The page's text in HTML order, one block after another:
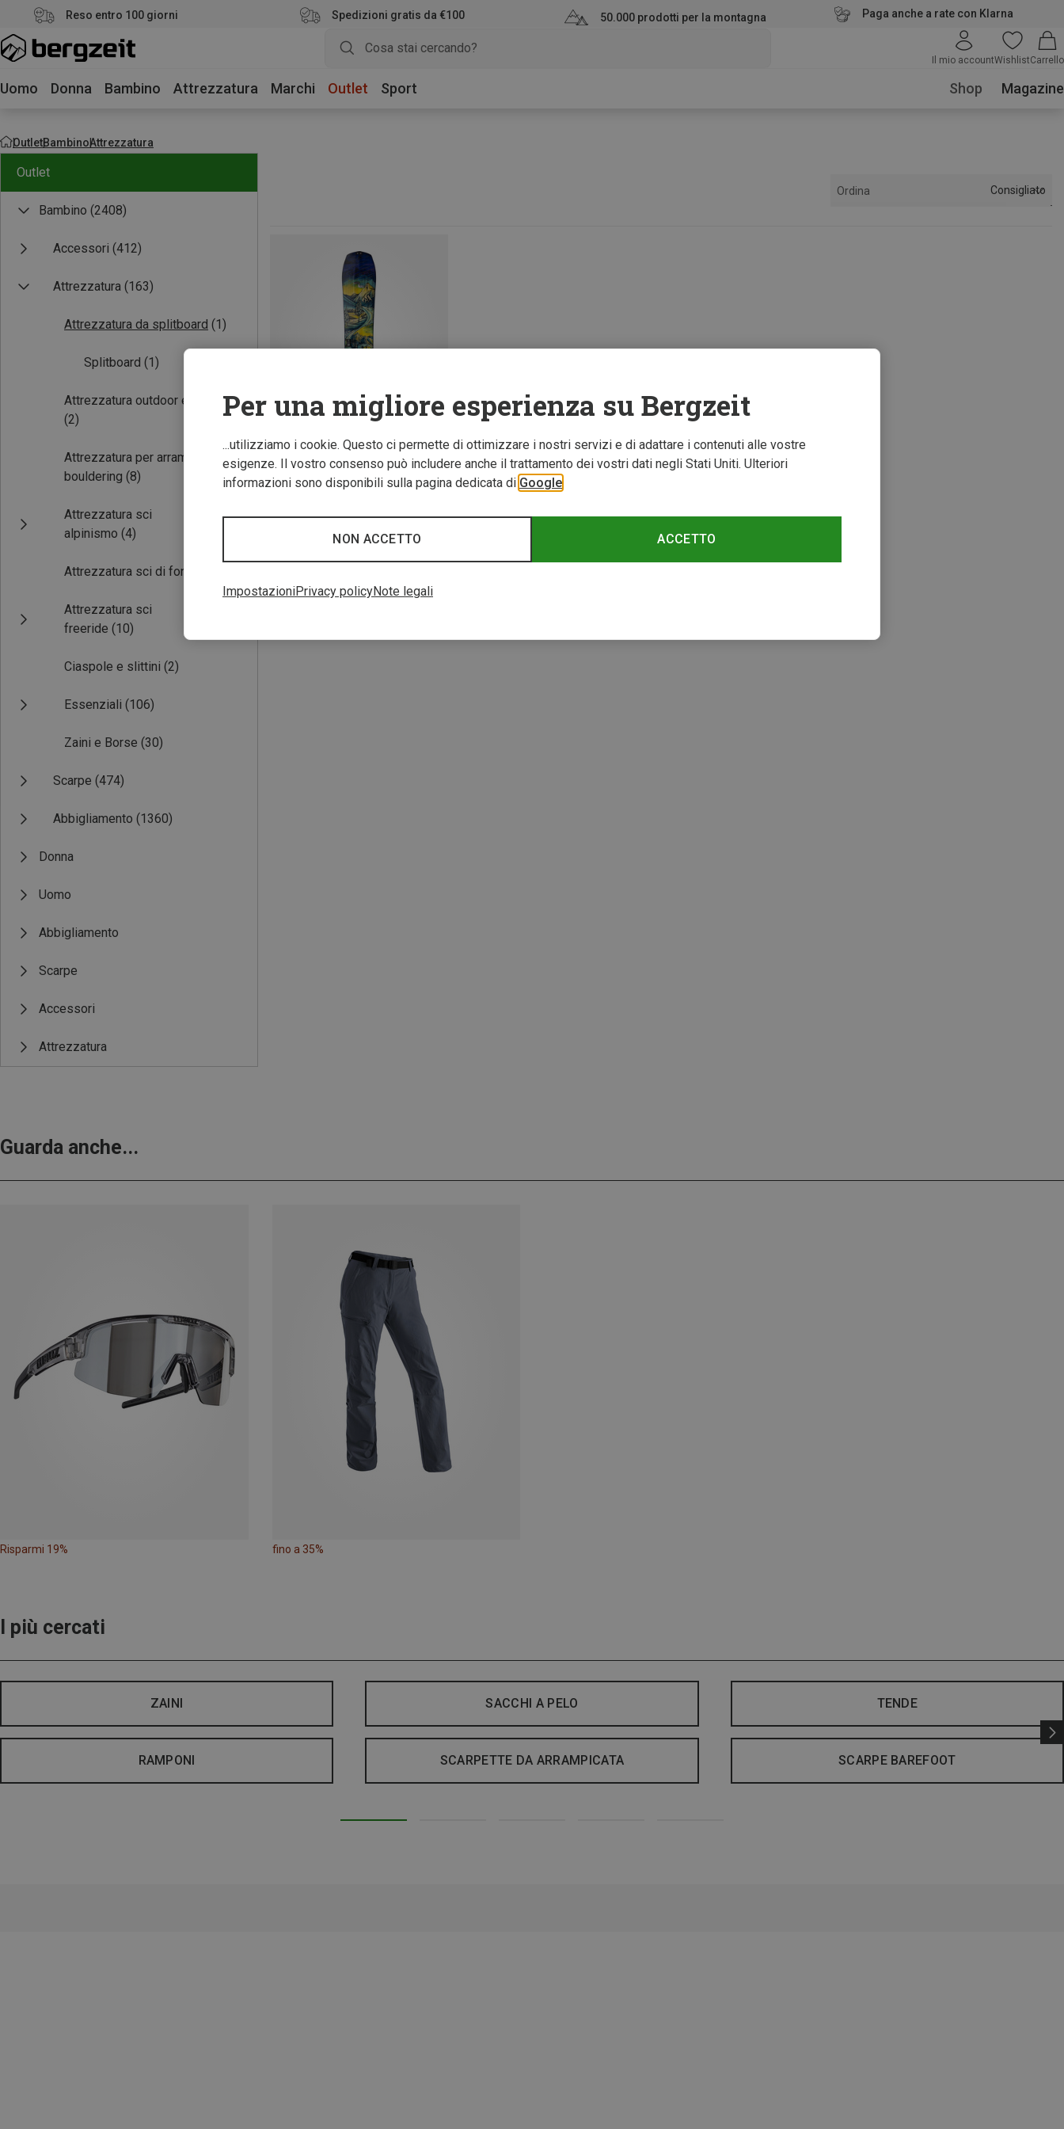
Reso entro 100 giorni Spedizioni gratis da €100 50.000 prodotti per la montagna Paga anche a rate con Klarna
Il mio accountWishlistCarrello
Uomo Donna Bambino Attrezzatura Marchi Outlet Sport Shop Magazine
OutletBambinoAttrezzatura
Outlet
Bambino (2408)
Accessori (412)
Attrezzatura (163)
Attrezzatura da splitboard (1)
Splitboard (1)
Attrezzatura outdoor e viaggio
(2)
Attrezzatura per arrampicata e
bouldering (8)
Attrezzatura sci
alpinismo (4)
Attrezzatura sci di fondo
Attrezzatura sci
freeride (10)
Ciaspole e slittini (2)
Essenziali (106)
Zaini e Borse (30)
Scarpe (474)
Abbigliamento (1360)
Donna
Uomo
Abbigliamento
Scarpe
Accessori
Attrezzatura
Ordina Consigliato
Risparmi 35%
1 di 1 prodotti visualizzati
Guarda anche...
Risparmi 19% fino a 35%
I più cercati
ZAINI SACCHI A PELO TENDE
RAMPONI SCARPETTE DA ARRAMPICATA SCARPE BAREFOOT
Per una migliore esperienza su Bergzeit
...utilizziamo i cookie. Questo ci permette di ottimizzare i nostri servizi e di adattare i contenuti alle vostre
esigenze. Il vostro consenso può includere anche il trattamento dei vostri dati negli Stati Uniti. Ulteriori
informazioni sono disponibili sulla pagina dedicata di Google
ACCETTO
NON ACCETTO
ImpostazioniPrivacy policyNote legali